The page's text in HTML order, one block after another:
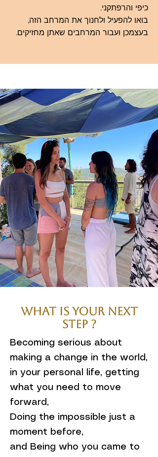
כיפי והרפתקני.
בואו להפעיל ולחנוך את המרחב הזה,
בעצמכן ועבור המרחבים שאתן מחזיקים.
What is your Next
Step ?
Becoming serious about
making a change in the world,
in your personal life, getting
what you need to move
forward,
Doing the impossible just a
moment before,
and Being who you came to